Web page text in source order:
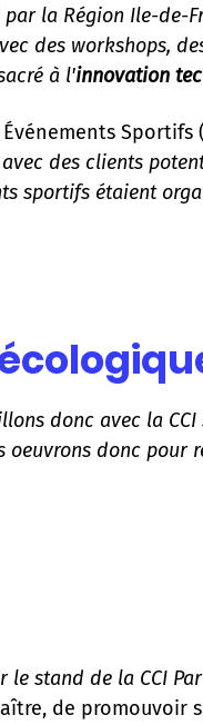
la Région Ile-de-
des workshops,
à l'innovation
Sportifs
des clients
sportifs étaient
donc avec la CCI
donc pour
stand de la CCI
de promouvoir